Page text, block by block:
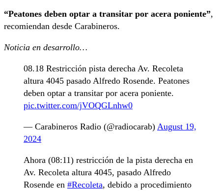
“Peatones deben optar a transitar por acera poniente”,
recomiendan desde Carabineros.
Noticia en desarrollo…
08.18 Restricción pista derecha Av. Recoleta
altura 4045 pasado Alfredo Rosende. Peatones
deben optar a transitar por acera poniente.
pic.twitter.com/jVOQGLnhw0
— Carabineros Radio (@radiocarab) August 19,
2024
Ahora (08:11) restricción de la pista derecha en
Av. Recoleta altura 4045, pasado Alfredo
Rosende en #Recoleta, debido a procedimiento